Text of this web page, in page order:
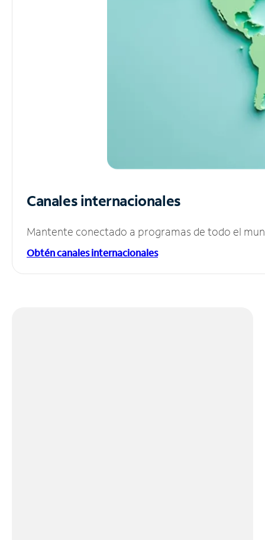
Canales internacionales
Mantente conectado a programas de todo el
Obtén canales internacionales